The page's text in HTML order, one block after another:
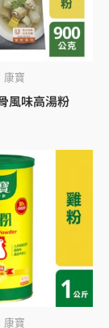
康寶
風味高湯粉
康寶